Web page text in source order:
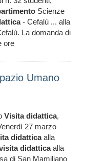
Scienze
- Cefalù ... alla
La domanda di
ore
Umano
Visita didattica,
27 marzo
didatticaalla
didatticaalla
di San Mamiliano